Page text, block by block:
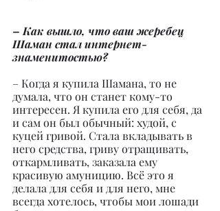
– Как вышло, что ваш жеребец
Шаман стал интернет-
знаменитостью?
– Когда я купила Шамана, то не
думала, что он станет кому-то
интересен. Я купила его для себя, да
и сам он был обычный: худой, с
куцей гривой. Стала вкладывать в
него средства, гриву отращивать,
откармливать, заказала ему
красивую амуницию. Всё это я
делала для себя и для него, мне
всегда хотелось, чтобы мои лошади